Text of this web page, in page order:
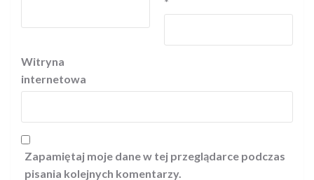
Witryna
internetowa
Zapamiętaj moje dane w tej przeglądarce podczas
pisania kolejnych komentarzy.